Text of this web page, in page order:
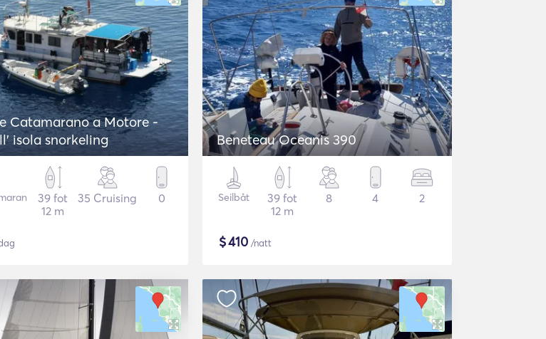
Catamarano a Motore -
isola snorkeling
39 fot
12 m
35 Cruising 0
Beneteau Oceanis 390
Seilbåt
39 fot
12 m
8 4 2
$410 /natt